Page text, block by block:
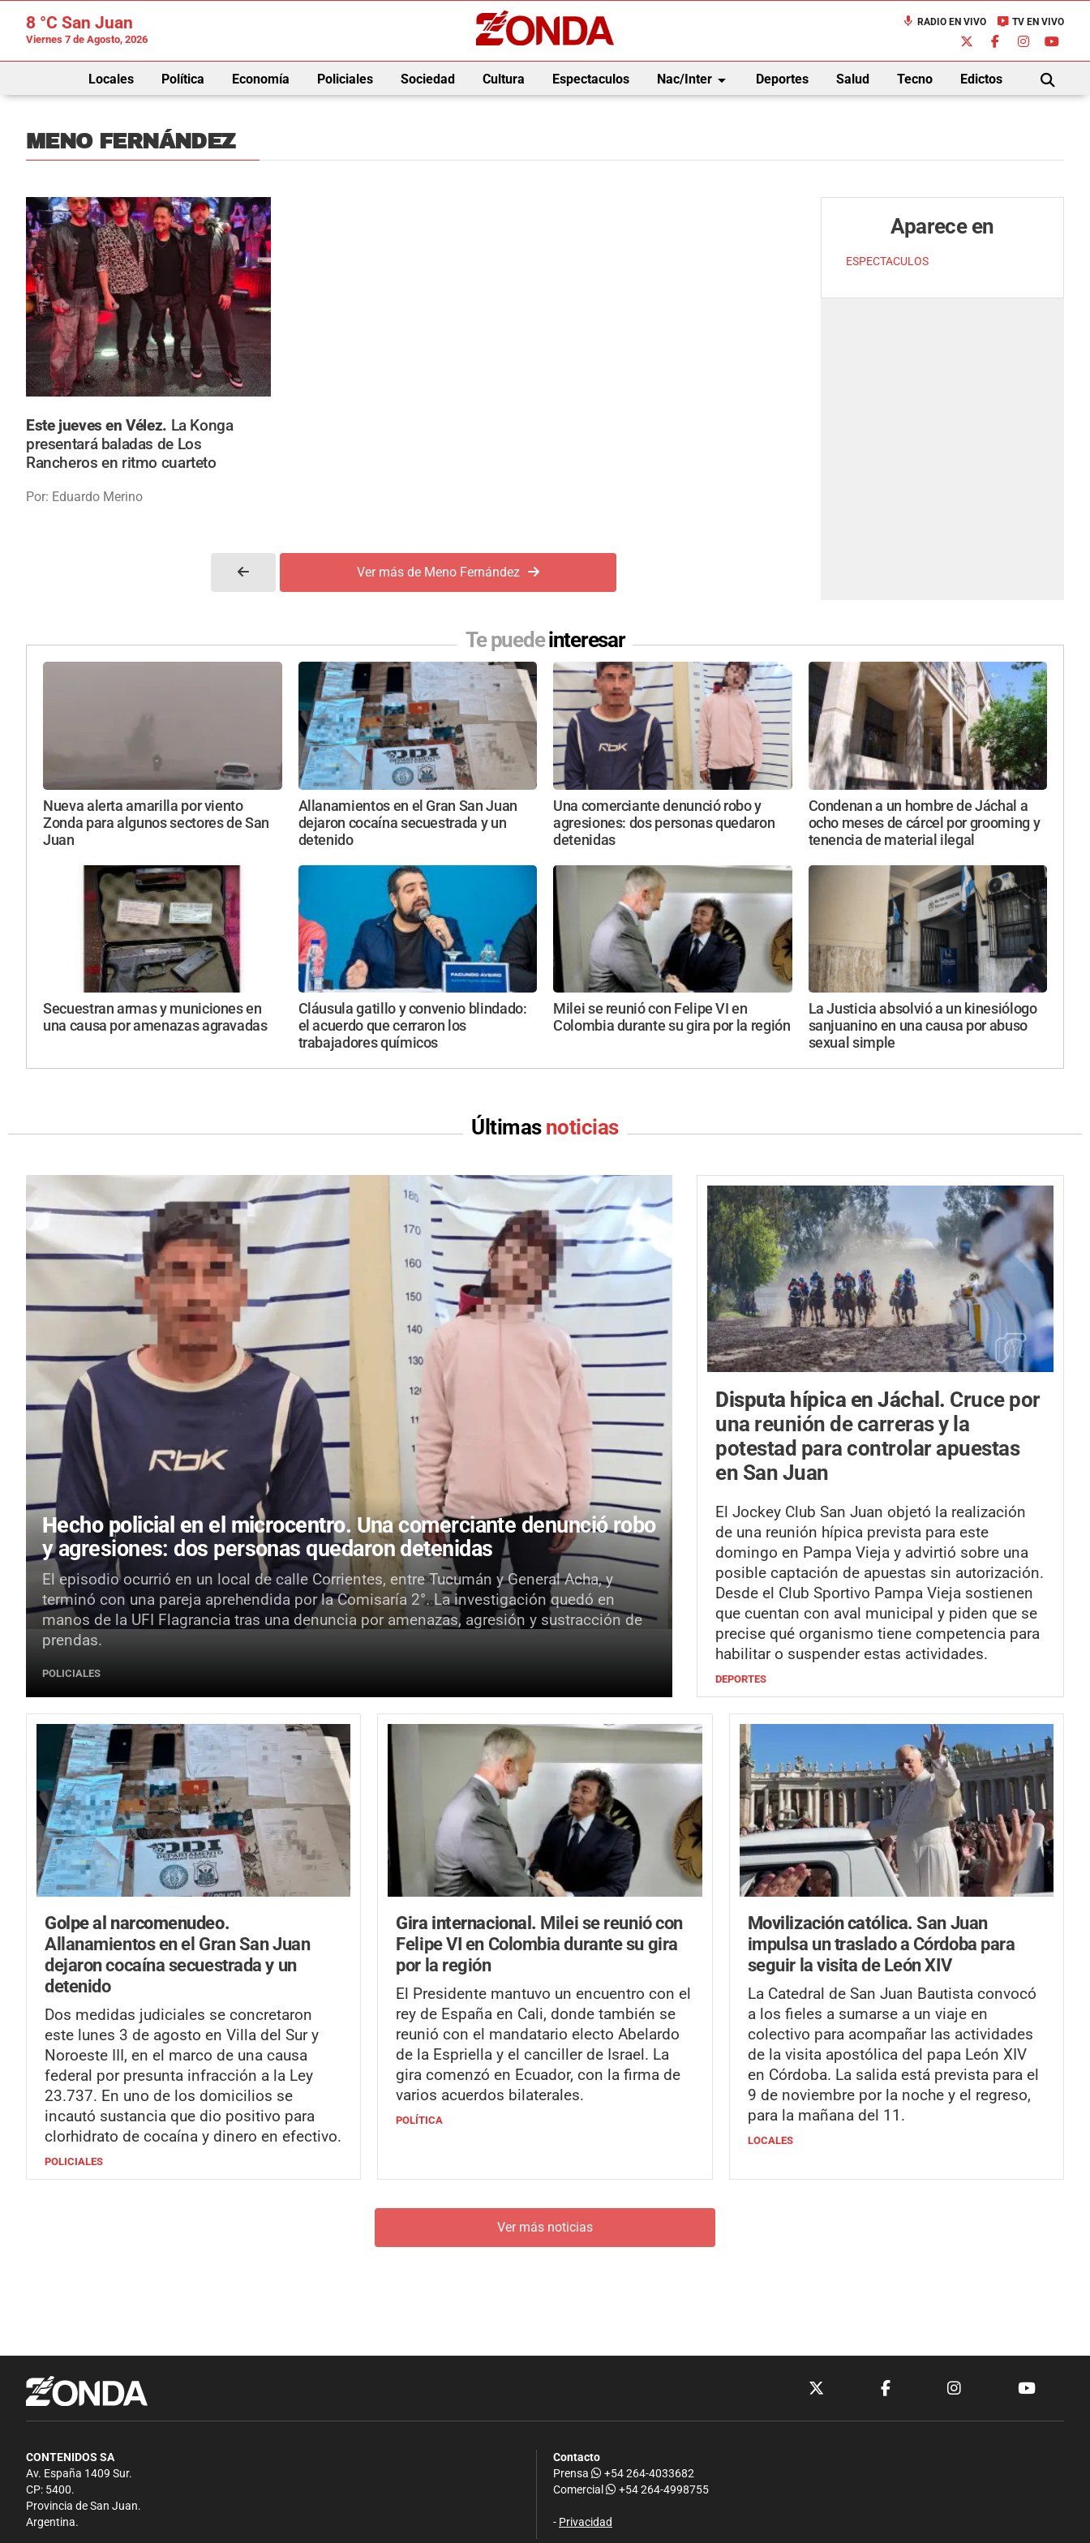
8 °C San Juan
Viernes 7 de Agosto, 2026
mic RADIO EN VIVO live_tv TV EN VIVO
Locales Política Economía Policiales Sociedad Cultura Espectaculos Nac/Interarrow_drop_down Deportes Salud Tecno Edictos
BUSCAR
MENO FERNÁNDEZ
Este jueves en Vélez. La Konga
presentará baladas de Los
Rancheros en ritmo cuarteto
Por: Eduardo Merino
Ver más de Meno Fernández
Aparece en
ESPECTACULOS
Te puedeinteresar
Nueva alerta amarilla por viento
Zonda para algunos sectores de San
Juan
Allanamientos en el Gran San Juan
dejaron cocaína secuestrada y un
detenido
Una comerciante denunció robo y
agresiones: dos personas quedaron
detenidas
Condenan a un hombre de Jáchal a
ocho meses de cárcel por grooming y
tenencia de material ilegal
Secuestran armas y municiones en
una causa por amenazas agravadas
Cláusula gatillo y convenio blindado:
el acuerdo que cerraron los
trabajadores químicos
Milei se reunió con Felipe VI en
Colombia durante su gira por la región
La Justicia absolvió a un kinesiólogo
sanjuanino en una causa por abuso
sexual simple
Últimas noticias
Hecho policial en el microcentro.Una comerciante denunció robo
y agresiones: dos personas quedaron detenidas
El episodio ocurrió en un local de calle Corrientes, entre Tucumán y General Acha, y
terminó con una pareja aprehendida por la Comisaría 2°. La investigación quedó en
manos de la UFI Flagrancia tras una denuncia por amenazas, agresión y sustracción de
prendas.
POLICIALES
Disputa hípica en Jáchal. Cruce por
una reunión de carreras y la
potestad para controlar apuestas
en San Juan
El Jockey Club San Juan objetó la realización
de una reunión hípica prevista para este
domingo en Pampa Vieja y advirtió sobre una
posible captación de apuestas sin autorización.
Desde el Club Sportivo Pampa Vieja sostienen
que cuentan con aval municipal y piden que se
precise qué organismo tiene competencia para
habilitar o suspender estas actividades.
DEPORTES
Golpe al narcomenudeo.
Allanamientos en el Gran San Juan
dejaron cocaína secuestrada y un
detenido
Dos medidas judiciales se concretaron
este lunes 3 de agosto en Villa del Sur y
Noroeste III, en el marco de una causa
federal por presunta infracción a la Ley
23.737. En uno de los domicilios se
incautó sustancia que dio positivo para
clorhidrato de cocaína y dinero en efectivo.
POLICIALES
Gira internacional. Milei se reunió con
Felipe VI en Colombia durante su gira
por la región
El Presidente mantuvo un encuentro con el
rey de España en Cali, donde también se
reunió con el mandatario electo Abelardo
de la Espriella y el canciller de Israel. La
gira comenzó en Ecuador, con la firma de
varios acuerdos bilaterales.
POLÍTICA
Movilización católica.San Juan
impulsa un traslado a Córdoba para
seguir la visita de León XIV
La Catedral de San Juan Bautista convocó
a los fieles a sumarse a un viaje en
colectivo para acompañar las actividades
de la visita apostólica del papa León XIV
en Córdoba. La salida está prevista para el
9 de noviembre por la noche y el regreso,
para la mañana del 11.
LOCALES
Ver más noticias
CONTENIDOS SA
Av. España 1409 Sur.
CP: 5400.
Provincia de San Juan.
Argentina.
Contacto
Prensa
+54 264-4033682
Comercial
+54 264-4998755
- Privacidad